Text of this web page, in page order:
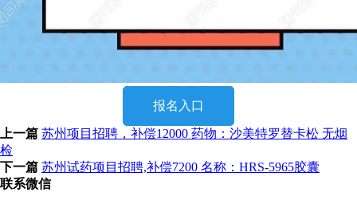
报名入口
上一篇 苏州项目招聘，补偿12000 药物：沙美特罗替卡松 无烟
检
下一篇 苏州试药项目招聘,补偿7200 名称：HRS-5965胶囊
联系微信